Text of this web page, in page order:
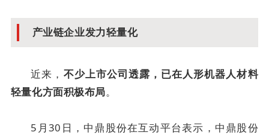
产业链企业发力轻量化
近来， 不少上市公司透露，已在人形机器人材料
轻量化方面积极布局。
5月30日，中鼎股份在互动平台表示，中鼎股份